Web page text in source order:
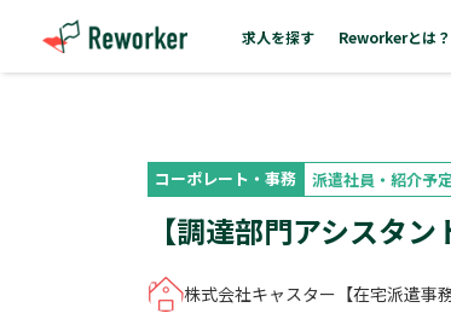
求人を探す Reworkerとは？
コーポレート・事務 派遣社員・紹介予
【調達部門アシスタ
株式会社キャスター【在宅派遣事務